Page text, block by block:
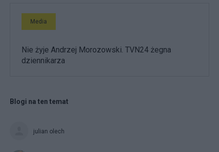
Media
Nie żyje Andrzej Morozowski. TVN24 żegna
dziennikarza
Blogi na ten temat
julian olech